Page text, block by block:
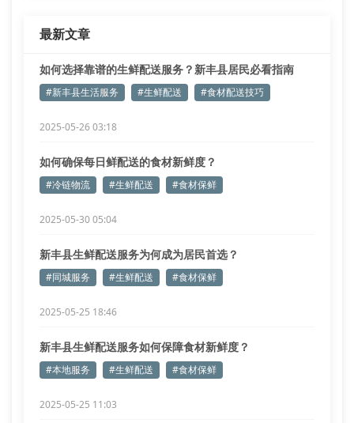
最新文章
如何选择靠谱的生鲜配送服务？新丰县居民必看指南
#新丰县生活服务 #生鲜配送 #食材配送技巧
2025-05-26 03:18
如何确保每日鲜配送的食材新鲜度？
#冷链物流 #生鲜配送 #食材保鲜
2025-05-30 05:04
新丰县生鲜配送服务为何成为居民首选？
#同城服务 #生鲜配送 #食材保鲜
2025-05-25 18:46
新丰县生鲜配送服务如何保障食材新鲜度？
#本地服务 #生鲜配送 #食材保鲜
2025-05-25 11:03